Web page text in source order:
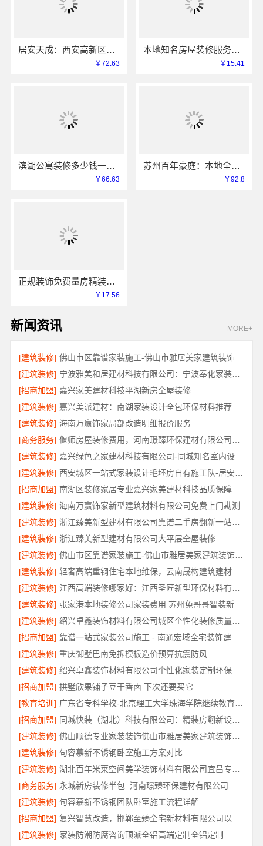
居安天成：西安高新区专业家装设计，刚需房售后完善
￥72.63
本地知名房屋装修服务环保，嘉兴绿色之家建材科技有限公司绿色施工
￥15.41
滨湖公寓装修多少钱一平？无锡亿莱居装饰工程材料有限公司透明报价
￥66.63
苏州百年豪庭：本地全包家装施工报价新房参考
￥92.8
正规装饰免费量房精装，浙江臻美新型建材有限公司品质之选
￥17.56
新闻资讯 MORE+
[建筑装修]
佛山市区靠谱家装施工-佛山市雅居美家建筑装饰工程有限公司
[建筑装修]
宁波雅美和居建材科技有限公司：宁波奉化家装装修线下门店地址
[招商加盟] 嘉兴家美建材科技平湖新房全屋装修
[建筑装修] 嘉兴美派建材：南湖家装设计全包环保材料推荐
[建筑装修] 海南万赢饰家局部改造明细报价服务
[商务服务]
[建筑装修]
嘉兴绿色之家建材科技有限公司-同城知名室内设计团队高端
[建筑装修]
[招商加盟] 南湖区装修家居专业嘉兴家美建材科技品质保障
[建筑装修] 海南万赢饰家新型建筑材料有限公司免费上门勘测
[建筑装修]
浙江臻美新型建材有限公司靠谱二手房翻新一站式急装
[建筑装修] 浙江臻美新型建材有限公司大平层全屋装修
[建筑装修]
佛山市区靠谱家装施工-佛山市雅居美家建筑装饰工程有限公司
[建筑装修]
轻奢高端重钢住宅本地维保，云南晟构建筑建材有限公司全程护航
[建筑装修]
[建筑装修]
张家港本地装修公司家装费用 苏州兔哥哥智装新材料有限公司
[建筑装修]
绍兴卓鑫装饰材料有限公司城区个性化装修质量有保障
[招商加盟]
靠谱一站式家装公司施工 - 南通宏域全宅装饰建材有限公司
[建筑装修] 重庆御墅巴南免拆模板造价预算抗震防风
[建筑装修]
绍兴卓鑫装饰材料有限公司个性化家装定制环保优质材料
[招商加盟] 拱墅欣果铺子豆干香卤 下次还要买它
[教育培训]
广东省专科学校-北京理工大学珠海学院继续教育学院
[招商加盟]
同城快装（湖北）科技有限公司：精装房翻新设计零增项
[建筑装修]
佛山顺德专业家装装饰佛山市雅居美家建筑装饰工程有限公司
[建筑装修] 句容慕新不锈钢卧室施工方案对比
[建筑装修]
[商务服务]
[建筑装修] 句容慕新不锈钢团队卧室施工流程详解
[招商加盟]
[建筑装修] 家装防潮防腐咨询顶派全铝高端定制全铝定制